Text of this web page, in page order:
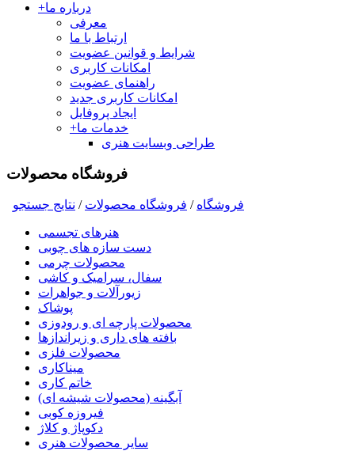
+درباره ما
معرفی
ارتباط با ما
شرایط و قوانین عضویت
امکانات کاربری
راهنمای عضویت
امکانات کاربری جدید
ایجاد پروفایل
+خدمات ما
طراحی وبسایت هنری
فروشگاه محصولات
فروشگاه / فروشگاه محصولات / نتايج جستجو
هنرهای تجسمی
دست سازه های چوبی
محصولات چرمی
سفال، سرامیک و کاشی
زیورآلات و جواهرات
پوشاک
محصولات پارچه ای و رودوزی
بافته های داری و زیراندازها
محصولات فلزی
میناکاری
خاتم کاری
آبگینه (محصولات شیشه ای)
فیروزه کوبی
دکوپاژ و کلاژ
سایر محصولات هنری